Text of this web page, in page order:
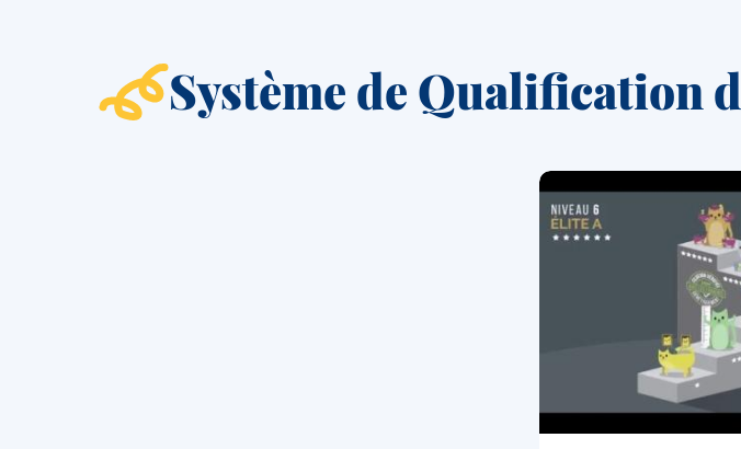
Système de Qualification